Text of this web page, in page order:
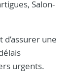
Salon-
une
urgents.